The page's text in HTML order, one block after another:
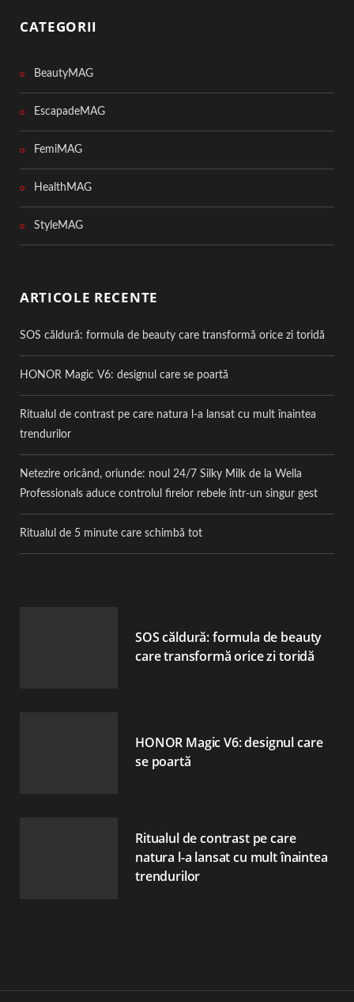
CATEGORII
BeautyMAG
EscapadeMAG
FemiMAG
HealthMAG
StyleMAG
ARTICOLE RECENTE
SOS căldură: formula de beauty care transformă orice zi toridă
HONOR Magic V6: designul care se poartă
Ritualul de contrast pe care natura l-a lansat cu mult înaintea
trendurilor
Netezire oricând, oriunde: noul 24/7 Silky Milk de la Wella
Professionals aduce controlul firelor rebele într-un singur gest
Ritualul de 5 minute care schimbă tot
SOS căldură: formula de beauty
care transformă orice zi toridă
HONOR Magic V6: designul care
se poartă
Ritualul de contrast pe care
natura l-a lansat cu mult înaintea
trendurilor